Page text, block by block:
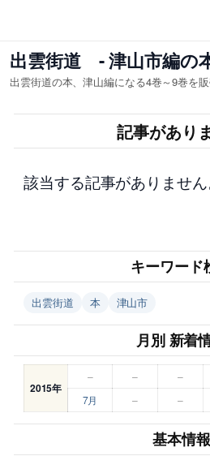
を
ス
キ
ッ
出雲街道 - 津山市編の
出雲街道の本、津山編になる4巻～9巻を販
記事があり
該当する記事がありません
キーワード
出雲街道 本 津山市
月別 新着
2015年
– – –
7月
– –
基本情報